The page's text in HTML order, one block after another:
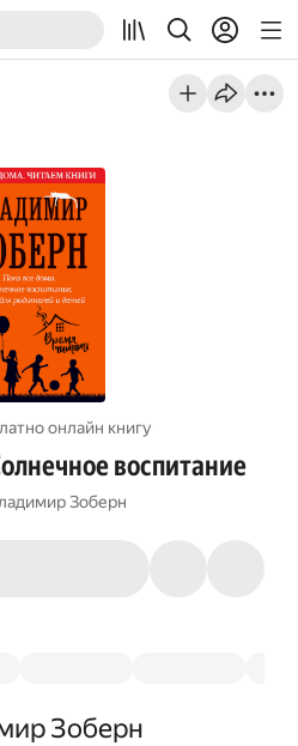
онлайн книгу
воспитание
Зоберн
Зоберн